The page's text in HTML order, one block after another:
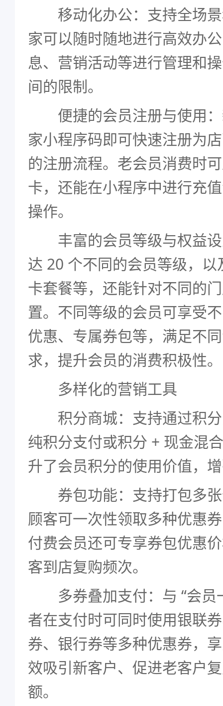
移动化办公：支持全场景
家可以随时随地进行高效办
息、营销活动等进行管理和
间的限制。
便捷的会员注册与使用：
家小程序码即可快速注册为
的注册流程。老会员消费时
卡，还能在小程序中进行充
操作。
丰富的会员等级与权益设
达 20 个不同的会员等级，
卡套餐等，还能针对不同的
置。不同等级的会员可享受
优惠、专属券包等，满足不
求，提升会员的消费积极性。
多样化的营销工具
积分商城：支持通过积分
纯积分支付或积分 + 现金混
升了会员积分的使用价值，
券包功能：支持打包多张
顾客可一次性领取多种优惠
付费会员还可专享券包优惠
客到店复购频次。
多券叠加支付：与 “会员
者在支付时可同时使用银联
券、银行券等多种优惠券，
效吸引新客户、促进老客户
额。